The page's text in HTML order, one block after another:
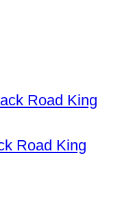
Road King